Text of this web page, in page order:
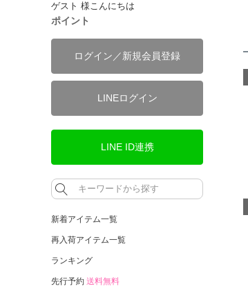
ゲスト 様こんにちは
ポイント
ログイン／新規会員登録
LINEログイン
LINE ID連携
新着アイテム一覧
再入荷アイテム一覧
ランキング
先行予約 送料無料